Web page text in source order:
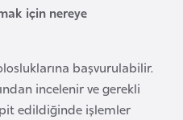
için nereye
başvurulabilir.
incelenir ve gerekli
edildiğinde işlemler